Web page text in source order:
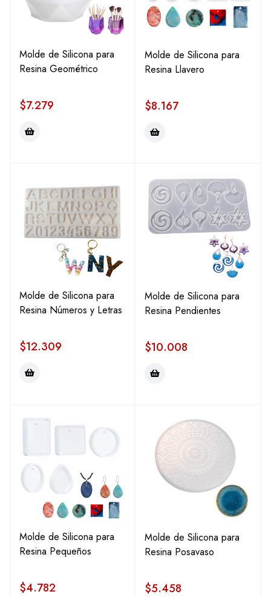
Molde de Silicona para
Resina Geométrico
$7.279
Molde de Silicona para
Resina Llavero
$8.167
Molde de Silicona para
Resina Números y Letras
$12.309
Molde de Silicona para
Resina Pendientes
$10.008
Molde de Silicona para
Resina Pequeños
$4.782
Molde de Silicona para
Resina Posavaso
$5.458